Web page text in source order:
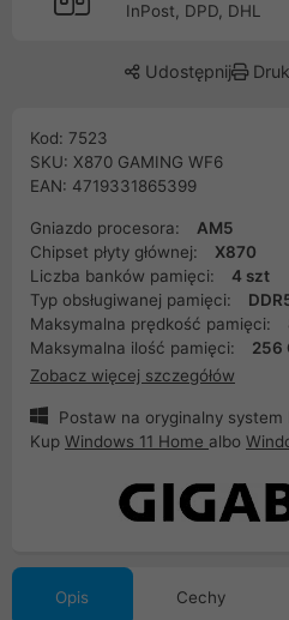
InPost, DPD, DHL
Udostępnij
Kod: 7523
SKU: X870 GAMING WF6
EAN: 4719331865399
Gniazdo procesora:
AM5
Chipset płyty głównej:
X870
Liczba banków pamięci:
4 szt
Typ obsługiwanej pamięci:
Maksymalna prędkość pamięci:
Maksymalna ilość pamięci:
256
Zobacz więcej szczegółów
Postaw na oryginalny
Kup Windows 11 Home albo
Opis Cechy